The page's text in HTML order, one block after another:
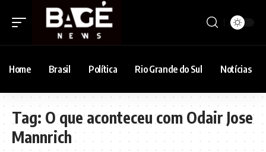
Home Brasil Política Rio Grande do Sul Notícias
Tag: O que aconteceu com Odair Jose
Mannrich